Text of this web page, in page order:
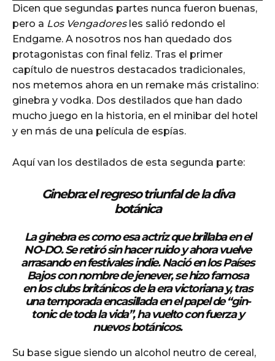
d
i
o
P
l
a
y
e
r
Dicen que segundas partes nunca fueron buenas,
pero a Los Vengadoresles salió redondo el
Endgame. A nosotros nos han quedado dos
protagonistas con final feliz. Tras el primer
capítulo de nuestros destacados tradicionales,
nos metemos ahora en un remake más cristalino:
ginebra y vodka. Dos destilados que han dado
mucho juego en la historia, en el minibar del hotel
y en más de una película de espías.
Aquí van los destilados de esta segunda parte:
Ginebra: el regreso triunfal de la diva
botánica
La ginebra es como esa actriz que brillaba en el
NO-DO. Se retiró sin hacer ruido y ahora vuelve
arrasando en festivales indie. Nació en los Países
Bajos con nombre de jenever, se hizo famosa
en los clubs británicos de la era victoriana y, tras
una temporada encasillada en el papel de “gin-
tonic de toda la vida”, ha vuelto con fuerza y
nuevos botánicos.
Su base sigue siendo un alcohol neutro de cereal,